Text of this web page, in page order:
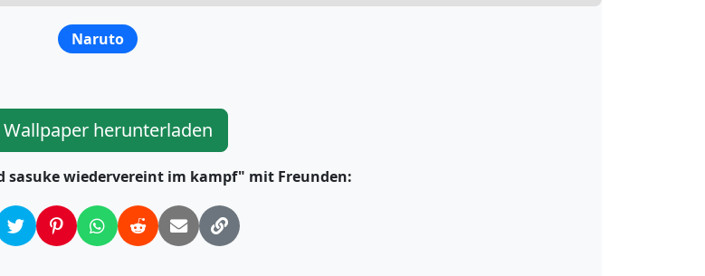
Naruto
Wallpaper herunterladen
sasuke wiedervereint im kampf" mit Freunden: